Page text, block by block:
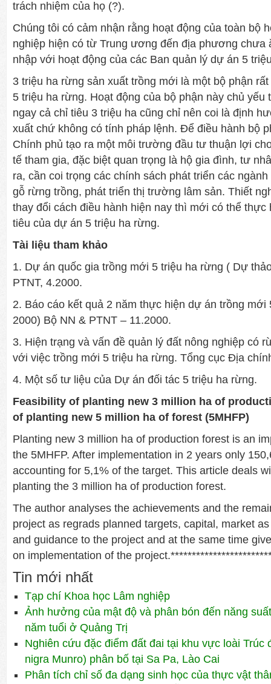
trách nhiệm của họ (?).
Chúng tôi có cảm nhận rằng hoạt động của toàn bộ
nghiệp hiện có từ Trung ương đến địa phương chưa
nhập với hoạt động của các Ban quản lý dự án 5
3 triệu ha rừng sản xuất trồng mới là một bộ phận
5 triệu ha rừng. Hoạt động của bộ phận này chủ
ngay cả chỉ tiêu 3 triệu ha cũng chỉ nên coi là định
xuất chứ không có tính pháp lệnh. Để điều hành bộ
Chính phủ tạo ra một môi trường đầu tư thuận lợi
tế tham gia, đặc biệt quan trọng là hộ gia đình, tư
ra, cần coi trọng các chính sách phát triển các
gỗ rừng trồng, phát triển thị trường lâm sản. Thiết
thay đổi cách điều hành hiện nay thì mới có thể
tiêu của dự án 5 triệu ha rừng.
Tài liệu tham khảo
1. Dự án quốc gia trồng mới 5 triệu ha rừng ( Dự
PTNT, 4.2000.
2. Báo cáo kết quả 2 năm thực hiện dự án trồng mới
2000) Bộ NN & PTNT – 11.2000.
3. Hiện trạng và vấn đề quản lý đất nông nghiệp có
với việc trồng mới 5 triệu ha rừng. Tổng cục Địa
4. Một số tư liệu của Dự án đối tác 5 triệu ha rừng.
Feasibility of planting new 3 million ha of
of planting new 5 million ha of forest (5MHFP)
Planting new 3 million ha of production forest is an
the 5MHFP. After implementation in 2 years only
accounting for 5,1% of the target. This article deals
planting the 3 million ha of production forest.
The author analyses the achievements and the
project as regrads planned targets, capital, market
and guidance to the project and at the same time
on implementation of the
Tin mới nhất
Tạp chí Khoa học Lâm nghiệp
Ảnh hưởng của mật độ và phân bón đến năng
năm tuổi ở Quảng Trị
Nghiên cứu đặc điểm đất đai tại khu vực loài Trúc
nigra Munro) phân bố tại Sa Pa, Lào Cai
Phân tích chỉ số đa dạng sinh học của thực vật